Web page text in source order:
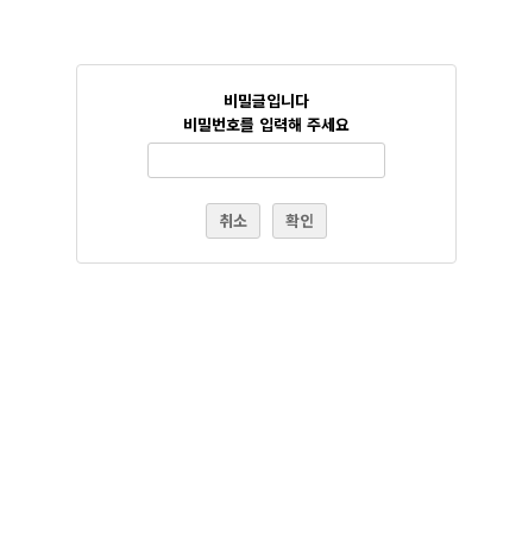
비밀글입니다
비밀번호를 입력해 주세요
취소 확인